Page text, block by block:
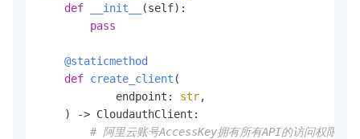
def
__init__ (self):
pass
    @staticmethod
def create_client (
            endpoint:
str,
) -> CloudauthClient:
# 阿里云账号AccessKey拥有所有API的访问权限，